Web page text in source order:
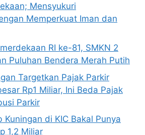
Mensyukuri
Memperkuat Iman dan
RI ke-81, SMKN 2
Puluhan Bendera Merah Putih
Targetkan Pajak Parkir
Rp1 Miliar, Ini Beda Pajak
Parkir
Kuningan di KIC Bakal Punya
1,2 Miliar